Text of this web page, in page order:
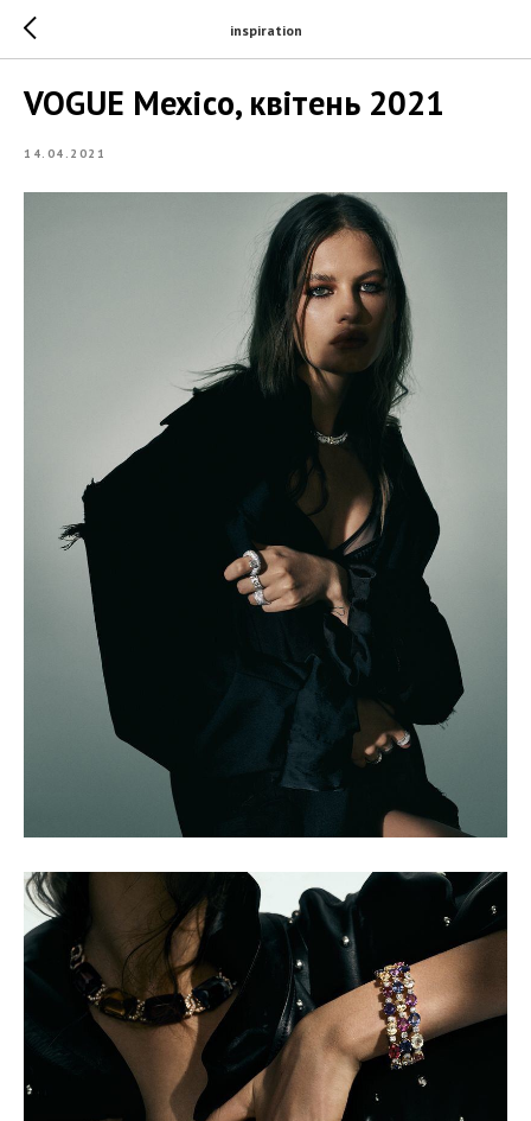
inspiration
VOGUE Mexico, квітень 2021
14.04.2021